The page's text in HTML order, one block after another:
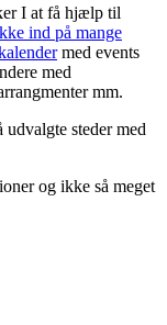
I at få hjælp til
ind på mange
med events
med
mm.
steder med
og ikke så meget